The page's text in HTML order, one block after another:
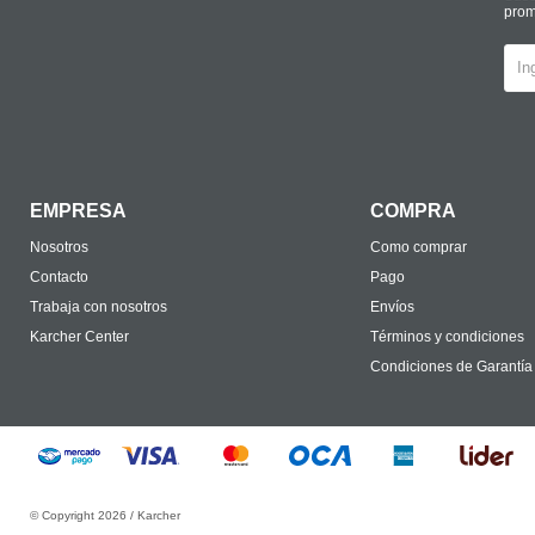
EMPRESA
Nosotros
Contacto
Trabaja con nosotros
Karcher Center
COMPRA
Como comprar
Pago
Envíos
Términos y condiciones
Condiciones de Garantía
© Copyright 2026 / Karcher